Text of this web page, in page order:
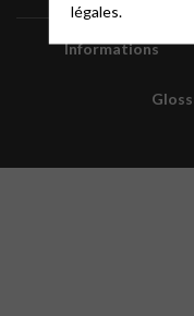
Informations
légales.